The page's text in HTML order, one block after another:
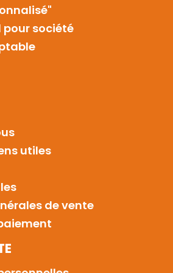
pour société
utiles
de vente